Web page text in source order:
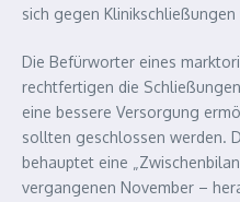
sich gegen Klinikschließungen
Die Befürworter eines
rechtfertigen die
eine bessere Versorgung
sollten geschlossen werden.
behauptet eine
vergangenen November –